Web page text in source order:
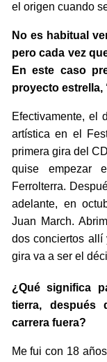
el origen cuando
No es habitual
pero cada vez
En este caso
proyecto estrella,
Efectivamente, el
artística en el
primera gira del
quise empezar
Ferrolterra.
adelante, en
Juan March.
dos conciertos
gira va a ser el
¿Qué significa
tierra, después
carrera fuera?
Me fui con 18